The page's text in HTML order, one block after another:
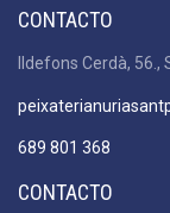
CONTACTO
Ildefons Cerdà,
689 801 368
CONTACTO